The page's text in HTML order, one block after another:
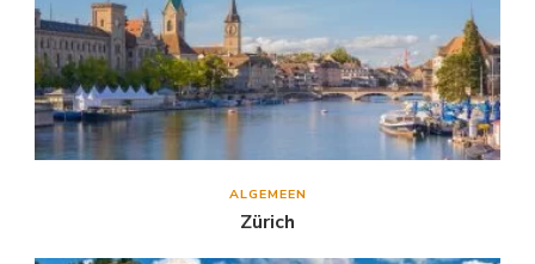
ALGEMEEN
Zürich